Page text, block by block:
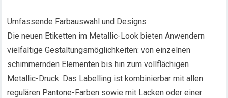
Umfassende Farbauswahl und Designs
Die neuen Etiketten im Metallic-Look bieten Anwendern
vielfältige Gestaltungsmöglichkeiten: von einzelnen
schimmernden Elementen bis hin zum vollflächigen
Metallic-Druck. Das Labelling ist kombinierbar mit allen
regulären Pantone-Farben sowie mit Lacken oder einer